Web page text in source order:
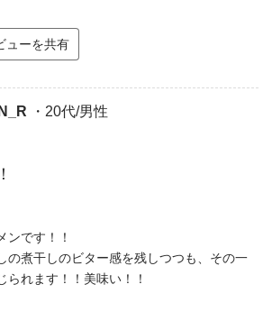
ューを共有
・20代/男性
ンです！！
の煮干しのビター感を残しつつも、その一
られます！！美味い！！